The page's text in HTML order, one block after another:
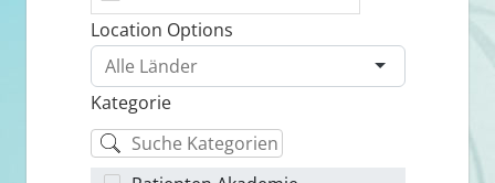
Location Options
Land
Kategorie
Kategorie